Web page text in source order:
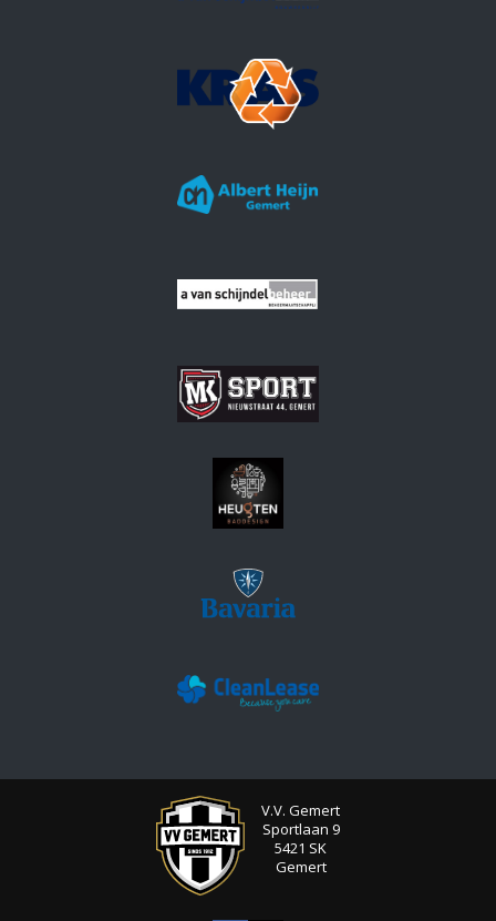
V.V. Gemert
Sportlaan 9
5421 SK
Gemert